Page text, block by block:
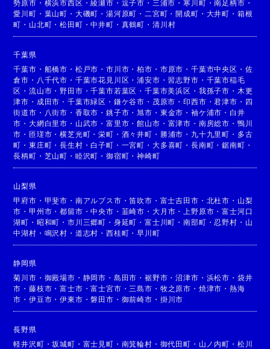
勢原市 ・ 横浜市西区 ・綾瀬市 ・ 逗子市 ・ 三浦市 ・寒川町 ・南足柄市 ・
愛川町 ・ 葉山町 ・ 大磯町 ・湯河原町 ・ 二宮町 ・開成町 ・ 大井町 ・ 箱根
町 ・ 山北町 ・松田町 ・中井町 ・ 真鶴町 ・ 清川村
千葉県
千葉市 ・ 船橋市 ・ 松戸市 ・市川市 ・柏市 ・ 市原市 ・ 千葉市中央区 ・ 佐
倉市 ・ 八千代市 ・ 千葉市花見川区 ・浦安市 ・習志野市 ・ 千葉市稲毛
区 ・流山市 ・野田市 ・千葉市若葉区 ・千葉市美浜区 ・ 我孫子市 ・ 木更
津市 ・ 成田市 ・千葉市緑区 ・ 鎌ケ谷市 ・ 茂原市 ・印西市 ・君津市 ・ 四
街道市 ・ 八街市 ・ 香取市 ・銚子市 ・旭市 ・ 東金市 ・ 袖ケ浦市 ・ 白井
市 ・大網白里市 ・ 山武市 ・富里市 ・館山市 ・ 富津市 ・ 南房総市 ・ 鴨川
市 ・匝瑳市 ・横芝光町 ・栄町 ・ 酒々井町 ・ 勝浦市 ・ 九十九里町 ・ 多古
町 ・東庄町 ・長生村 ・ 白子町 ・ 一宮町 ・ 大多喜町 ・ 長南町 ・鋸南町 ・
長柄町 ・ 芝山町 ・ 睦沢町 ・御宿町 ・神崎町
山梨県
甲府市 ・ 甲斐市 ・ 南アルプス市 ・笛吹市 ・ 富士吉田市 ・ 北杜市 ・ 山梨
市 ・甲州市 ・都留市 ・中央市 ・ 韮崎市 ・ 大月市 ・ 上野原市 ・富士河口
湖町 ・ 昭和町 ・市川三郷町 ・ 身延町 ・富士川町 ・南部町 ・忍野村 ・ 山
中湖村 ・ 鳴沢村 ・ 道志村 ・西桂町 ・早川町
静岡県
菊川市 ・ 御殿場市 ・ 静岡市 ・ 島田市 ・裾野市 ・沼津市 ・ 浜松市 ・ 袋井
市 ・藤枝市 ・富士市 ・富士宮市 ・ 三島市 ・ 牧之原市 ・ 焼津市 ・ 熱海
市 ・伊豆市 ・伊東市 ・磐田市 ・ 御前崎市 ・ 掛川市
長野県
軽井沢町 ・坂城町 ・ 富士見町 ・ 南箕輪村 ・ 御代田町 ・ 山ノ内町 ・ 松川